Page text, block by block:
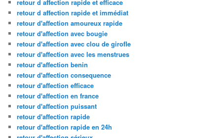
retour d affection rapide et efficace
retour d affection rapide et immédiat
retour d'affection amoureux rapide
retour d'affection avec bougie
retour d'affection avec clou de girofle
retour d'affection avec les menstrues
retour d'affection benin
retour d'affection consequence
retour d'affection efficace
retour d'affection en france
retour d'affection puissant
retour d'affection rapide
retour d'affection rapide en 24h